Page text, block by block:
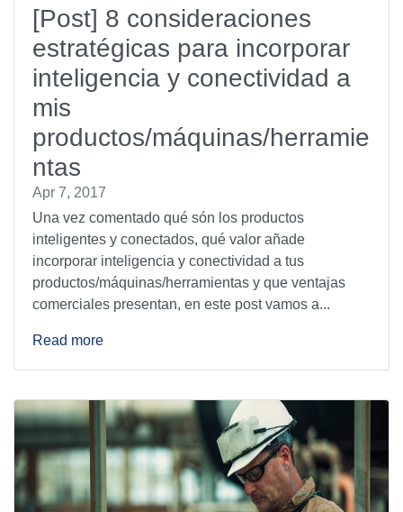
[Post] 8 consideraciones
estratégicas para incorporar
inteligencia y conectividad a
mis
productos/máquinas/herramie
ntas
Apr 7, 2017
Una vez comentado qué són los productos
inteligentes y conectados, qué valor añade
incorporar inteligencia y conectividad a tus
productos/máquinas/herramientas y que ventajas
comerciales presentan, en este post vamos a...
Read more